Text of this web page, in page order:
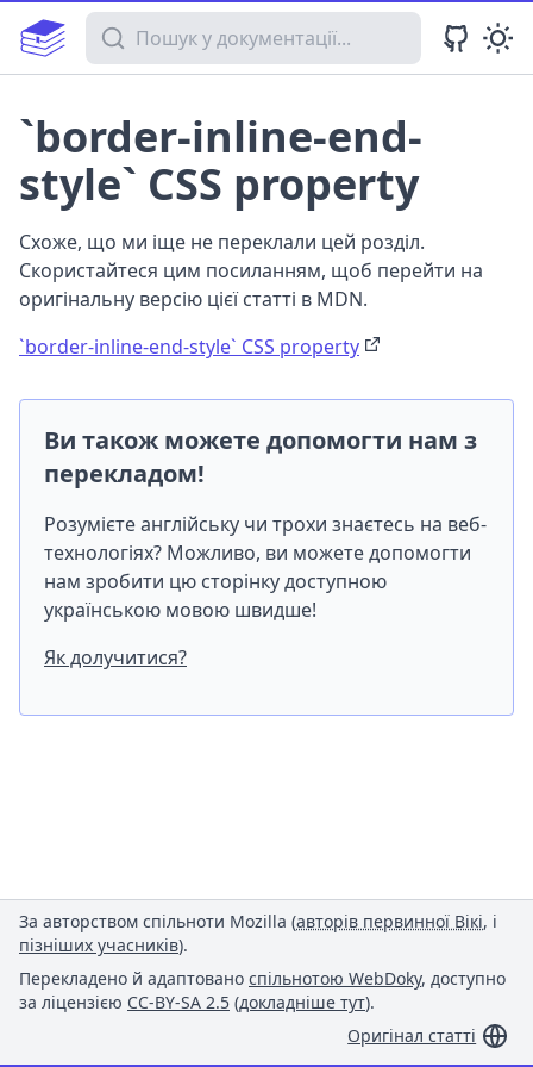
Пошук у документації
`border-inline-end-
style` CSS property
Схоже, що ми іще не переклали цей розділ.
Скористайтеся цим посиланням, щоб перейти на
оригінальну версію цієї статті в MDN.
`border-inline-end-style` CSS property
Ви також можете допомогти нам з
перекладом!
Розумієте англійську чи трохи знаєтесь на веб-
технологіях? Можливо, ви можете допомогти
нам зробити цю сторінку доступною
українською мовою швидше!
Як долучитися?
За авторством спільноти Mozilla (авторів первинної Вікі, і
пізніших учасників).
Перекладено й адаптовано спільнотою WebDoky, доступно
за ліцензією CC-BY-SA 2.5 (докладніше тут).
Оригінал статті